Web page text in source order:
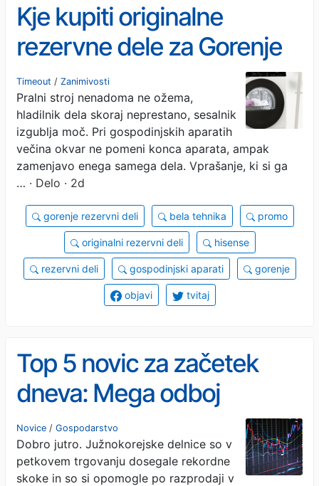
Kje kupiti originalne
rezervne dele za Gorenje
aparate
Timeout / Zanimivosti
Pralni stroj nenadoma ne ožema,
hladilnik dela skoraj neprestano, sesalnik
izgublja moč. Pri gospodinjskih aparatih
večina okvar ne pomeni konca aparata, ampak
zamenjavo enega samega dela. Vprašanje, ki si ga
… · Delo · 2d
gorenje rezervni deli bela tehnika promo
originalni rezervni deli hisense
rezervni deli gospodinjski aparati gorenje
objavi tvitaj
Top 5 novic za začetek
dneva: Mega odboj
tehnoloških delnic v Južni
Koreji
Novice / Gospodarstvo
Dobro jutro. Južnokorejske delnice so v
petkovem trgovanju dosegale rekordne
skoke in so si opomogle po razprodaji v